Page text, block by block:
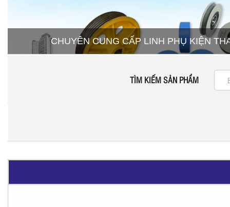
CHUYÊN CUNG CẤP LINH PHỤ KIỆN
TÌM KIẾM SẢN PHẨM